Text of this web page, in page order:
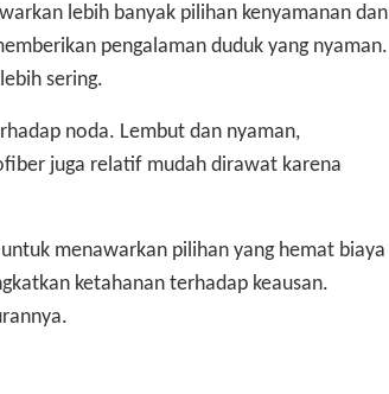
lebih banyak pilihan kenyamanan dan
pengalaman duduk yang nyaman.
sering.
noda. Lembut dan nyaman,
juga relatif mudah dirawat karena
menawarkan pilihan yang hemat biaya
ketahanan terhadap keausan.